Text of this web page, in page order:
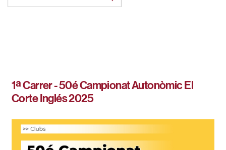
1ª Carrer - 50é Campionat Autonòmic El
Corte Inglés 2025